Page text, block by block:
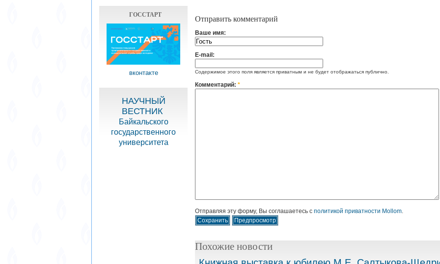
ГОССТАРТ
вконтакте
НАУЧНЫЙ
ВЕСТНИК
Байкальского
государственного
университета
Отправить комментарий
Ваше имя:
E-mail:
Содержимое этого поля является приватным и не будет отображаться публично.
Комментарий: *
Отправляя эту форму, Вы соглашаетесь с политикой приватности Mollom
Похожие новости